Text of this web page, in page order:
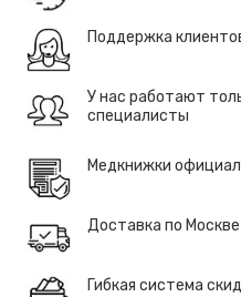
Поддержка
У нас работают
специалисты
Медкнижки
Доставка по Москве
Гибкая система